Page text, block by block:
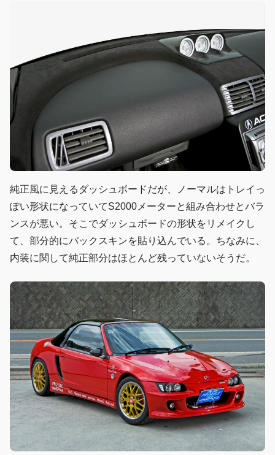
純正風に見えるダッシュボードだが、ノーマルはトレイっ
ぽい形状になっていてS2000メーターと組み合わせとバラ
ンスが悪い。そこでダッシュボードの形状をリメイクし
て、部分的にバックスキンを貼り込んでいる。ちなみに、
内装に関して純正部分はほとんど残っていないそうだ。